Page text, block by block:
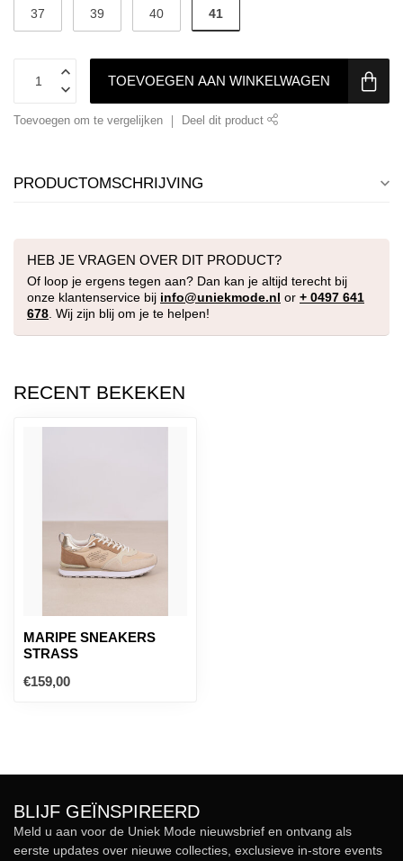
37 39 40 41
TOEVOEGEN AAN WINKELWAGEN
Toevoegen om te vergelijken Deel dit product
PRODUCTOMSCHRIJVING
HEB JE VRAGEN OVER DIT PRODUCT?
Of loop je ergens tegen aan? Dan kan je altijd terecht bij
onze klantenservice bij info@uniekmode.nl or + 0497 641
678. Wij zijn blij om je te helpen!
RECENT BEKEKEN
MARIPE SNEAKERS
STRASS
€159,00
BLIJF GEÏNSPIREERD
Meld u aan voor de Uniek Mode nieuwsbrief en ontvang als
eerste updates over nieuwe collecties, exclusieve in-store events